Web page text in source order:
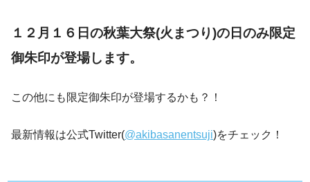
１２月１６日の秋葉大祭(火まつり)の日のみ限定
御朱印が登場します。
この他にも限定御朱印が登場するかも？！
最新情報は公式Twitter(@akibasanentsuji)をチェック！